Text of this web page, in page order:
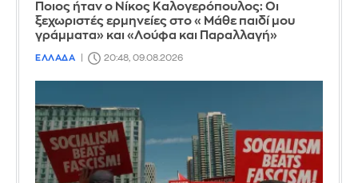
Ποιος ήταν ο Νίκος Καλογερόπουλος: Οι
ξεχωριστές ερμηνείες στο «Μάθε παιδί μου
γράμματα» και «Λούφα και Παραλλαγή»
ΕΛΛΑΔΑ 20:48, 09.08.2026